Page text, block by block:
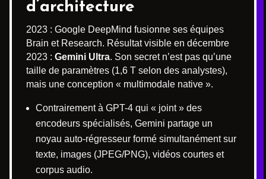
d’architecture
2023 : Google DeepMind fusionne ses équipes
Brain et Research. Résultat visible en décembre
2023 : Gemini Ultra. Son secret n’est pas qu’une
taille de paramètres (1,6 T selon des analystes),
mais une conception « multimodale native ».
Contrairement à GPT-4 qui « joint » des
encodeurs spécialisés, Gemini partage un
noyau auto-régresseur formé simultanément sur
texte, images (JPEG/PNG), vidéos courtes et
corpus audio.